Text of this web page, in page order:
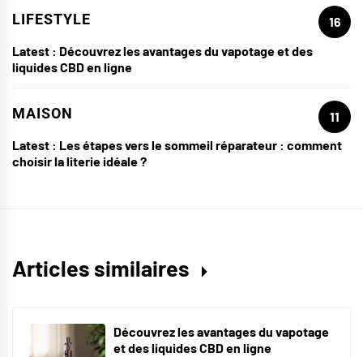
LIFESTYLE
16
Latest : Découvrez les avantages du vapotage et des
liquides CBD en ligne
MAISON
11
Latest : Les étapes vers le sommeil réparateur : comment
choisir la literie idéale ?
Articles similaires
Découvrez les avantages du vapotage
et des liquides CBD en ligne